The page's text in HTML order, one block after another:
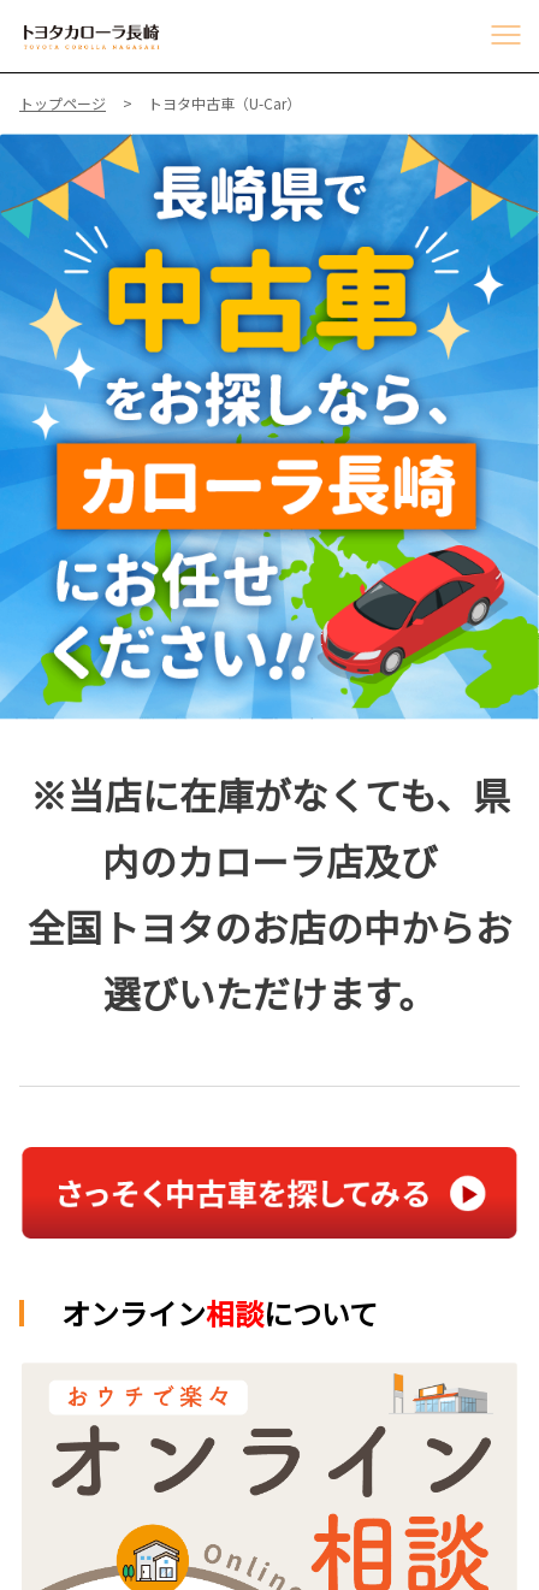
トップページ トヨタ中古車（U-Car）
※当店に在庫がなくても、県
内のカローラ店及び
全国トヨタのお店の中からお
選びいただけます。
オンライン相談について